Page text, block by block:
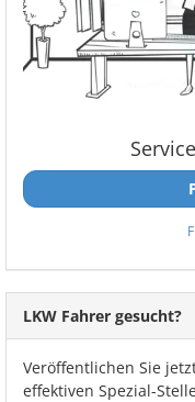
LKW Fahrer gesucht?
Veröffentlichen Sie
effektiven Spezial-